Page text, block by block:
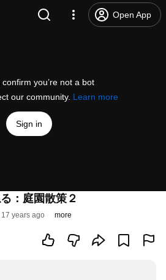
Open App
you’re not a bot
our community. Learn more
Sign in
：庭園散策２
17 years ago more